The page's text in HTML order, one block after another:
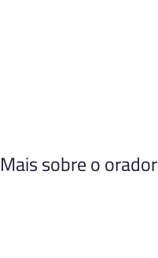
Mais sobre o orador